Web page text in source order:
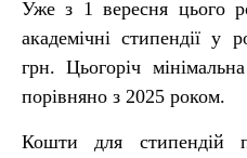
Уже з 1 вересня цього
академічні стипендії у
грн. Цьогоріч
порівняно з 2025 роком.
Кошти для стипендій